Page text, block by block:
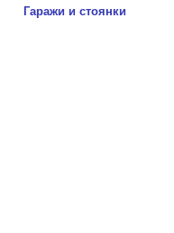
Гаражи и стоянки